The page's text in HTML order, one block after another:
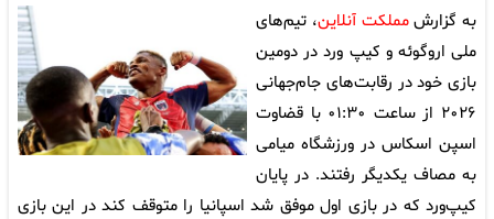
به گزارشمملکت آنلاین، تیم‌های
ملی اروگوئه و کیپ ورد در دومین
بازی خود در رقابت‌های جام‌جهانی
۲۰۲۶ از ساعت ۰۱:۳۰ با قضاوت
اسپن اسکاس در ورزشگاه میامی
به مصاف یکدیگر رفتند. در پایان
کیپ‌ورد که در بازی اول موفق شد اسپانیا را متوقف کند در این بازی